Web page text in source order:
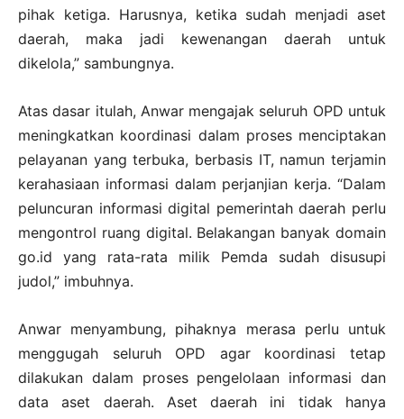
pihak ketiga. Harusnya, ketika sudah menjadi aset
daerah, maka jadi kewenangan daerah untuk
dikelola,” sambungnya.
Atas dasar itulah, Anwar mengajak seluruh OPD untuk
meningkatkan koordinasi dalam proses menciptakan
pelayanan yang terbuka, berbasis IT, namun terjamin
kerahasiaan informasi dalam perjanjian kerja. “Dalam
peluncuran informasi digital pemerintah daerah perlu
mengontrol ruang digital. Belakangan banyak domain
go.id yang rata-rata milik Pemda sudah disusupi
judol,” imbuhnya.
Anwar menyambung, pihaknya merasa perlu untuk
menggugah seluruh OPD agar koordinasi tetap
dilakukan dalam proses pengelolaan informasi dan
data aset daerah. Aset daerah ini tidak hanya